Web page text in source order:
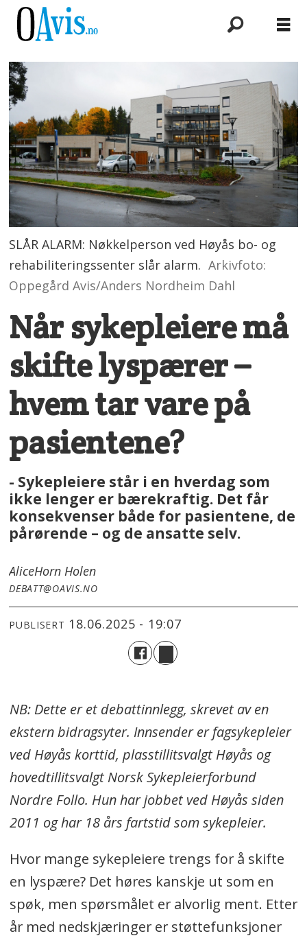
SLÅR ALARM: Nøkkelperson ved Høyås bo- og
rehabiliteringssenter slår alarm. Arkivfoto:
Oppegård Avis/Anders Nordheim Dahl
Når sykepleiere må
skifte lyspærer –
hvem tar vare på
pasientene?
- Sykepleiere står i en hverdag som
ikke lenger er bærekraftig. Det får
konsekvenser både for pasientene, de
pårørende – og de ansatte selv.
AliceHorn Holen
DEBATT@OAVIS.NO
PUBLISERT 18.06.2025 - 19:07
NB: Dette er et debattinnlegg, skrevet av en
ekstern bidragsyter. Innsender er fagsykepleier
ved Høyås korttid, plasstillitsvalgt Høyås og
hovedtillitsvalgt Norsk Sykepleierforbund
Nordre Follo. Hun har jobbet ved Høyås siden
2011 og har 18 års fartstid som sykepleier.
Hvor mange sykepleiere trengs for å skifte
en lyspære? Det høres kanskje ut som en
spøk, men spørsmålet er alvorlig ment. Etter
år med nedskjæringer er støttefunksjoner